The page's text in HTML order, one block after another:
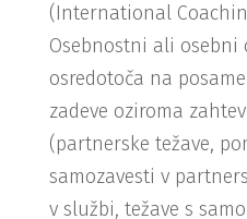
(International
Osebnostni ali osebni
osredotoča na
zadeve oziroma
(partnerske težave,
samozavesti v
v službi, težave s